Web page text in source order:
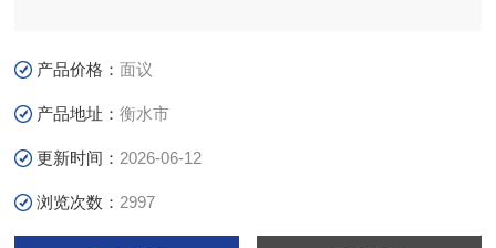
产品价格：面议
产品地址：衡水市
更新时间： 2026-06-12
浏览次数： 2997